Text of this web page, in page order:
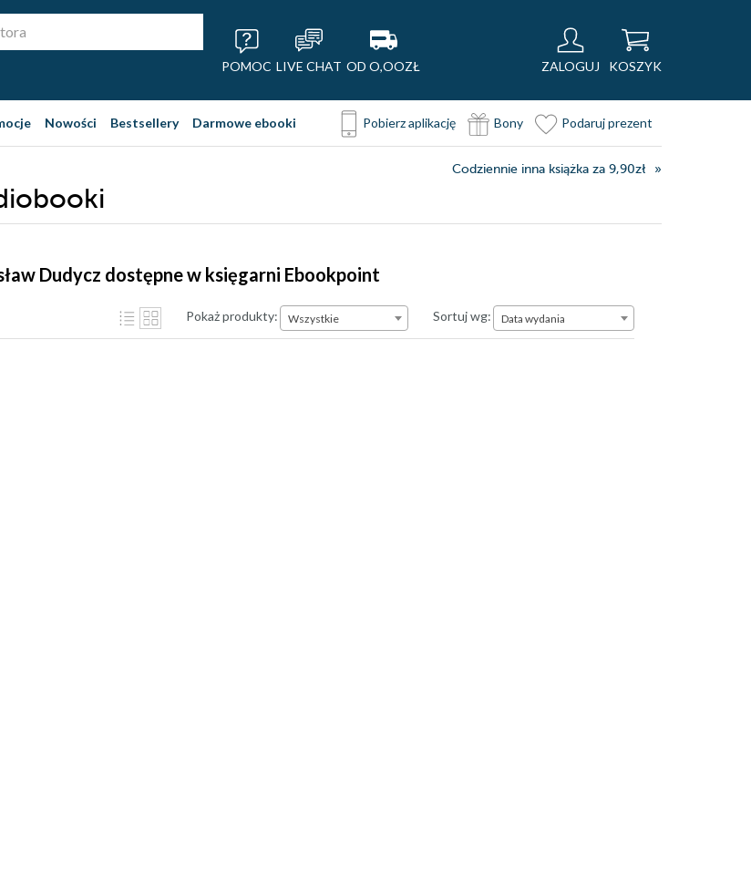
POMOC LIVE CHAT OD O,OOZŁ ZALOGUJ KOSZYK
Nowości Bestsellery Darmowe ebooki Pobierz aplikację Bony Podaruj prezent
Codziennie inna książka za 9,90zł
Dudycz dostępne w księgarni Ebookpoint
Pokaż produkty: Wszystkie Sortuj wg:Data wydania
Data wydania
Nowicki